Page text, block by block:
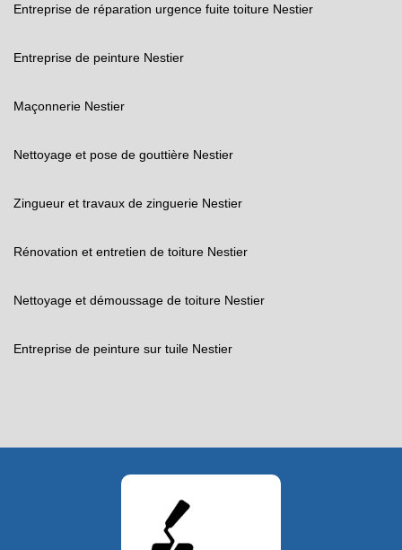
Entreprise de réparation urgence fuite toiture Nestier
Entreprise de peinture Nestier
Maçonnerie Nestier
Nettoyage et pose de gouttière Nestier
Zingueur et travaux de zinguerie Nestier
Rénovation et entretien de toiture Nestier
Nettoyage et démoussage de toiture Nestier
Entreprise de peinture sur tuile Nestier